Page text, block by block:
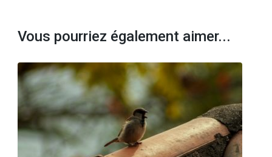
Vous pourriez également aimer...